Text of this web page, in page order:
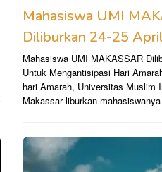
Mahasiswa UMI
Diliburkan 24-25
Mahasiswa UMI MAKASSAR
Untuk Mengantisipasi Hari
hari Amarah, Universitas Muslim
Makassar liburkan